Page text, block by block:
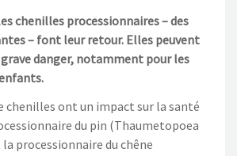
chenilles processionnaires – des
– font leur retour. Elles peuvent
danger, notamment pour les
chenilles ont un impact sur la santé
du pin (Thaumetopoea
processionnaire du chêne